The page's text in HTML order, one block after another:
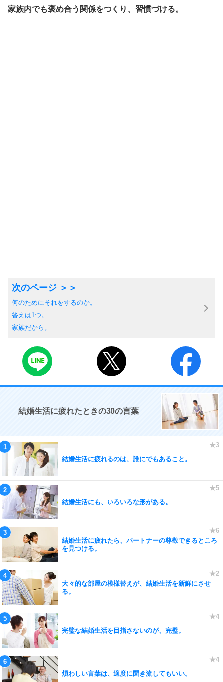
家族内でも褒め合う関係をつくり、習慣づける。
何のためにそれをするのか。
答えは1つ。
家族だから。
結婚生活に疲れたときの30の言葉
結婚生活に疲れるのは、誰にでもあること。
結婚生活にも、いろいろな形がある。
結婚生活に疲れたら、パートナーの尊敬できるところ
を見つける。
大々的な部屋の模様替えが、結婚生活を新鮮にさせ
る。
完璧な結婚生活を目指さないのが、完璧。
煩わしい言葉は、適度に聞き流してもいい。